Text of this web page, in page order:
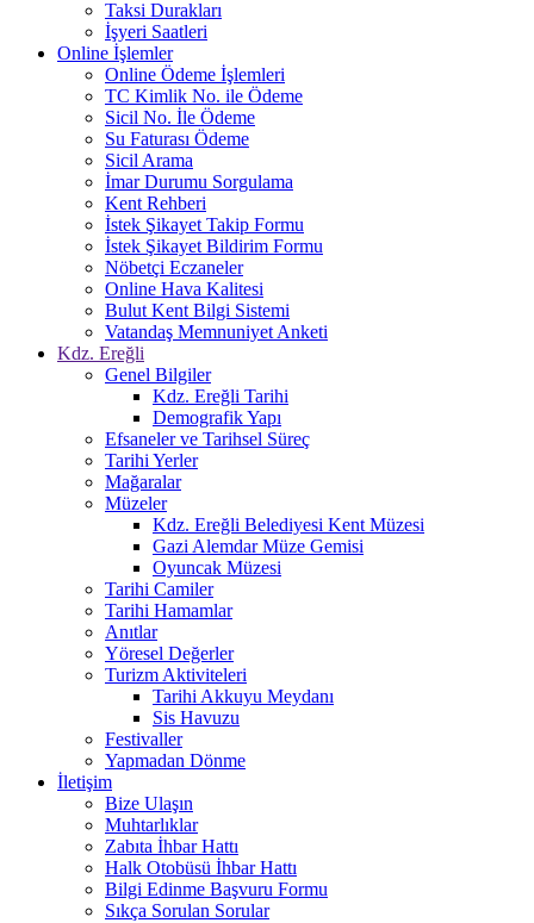
Taksi Durakları
İşyeri Saatleri
Online İşlemler
Online Ödeme İşlemleri
TC Kimlik No. ile Ödeme
Sicil No. İle Ödeme
Su Faturası Ödeme
Sicil Arama
İmar Durumu Sorgulama
Kent Rehberi
İstek Şikayet Takip Formu
İstek Şikayet Bildirim Formu
Nöbetçi Eczaneler
Online Hava Kalitesi
Bulut Kent Bilgi Sistemi
Vatandaş Memnuniyet Anketi
Kdz. Ereğli
Genel Bilgiler
Kdz. Ereğli Tarihi
Demografik Yapı
Efsaneler ve Tarihsel Süreç
Tarihi Yerler
Mağaralar
Müzeler
Kdz. Ereğli Belediyesi Kent Müzesi
Gazi Alemdar Müze Gemisi
Oyuncak Müzesi
Tarihi Camiler
Tarihi Hamamlar
Anıtlar
Yöresel Değerler
Turizm Aktiviteleri
Tarihi Akkuyu Meydanı
Sis Havuzu
Festivaller
Yapmadan Dönme
İletişim
Bize Ulaşın
Muhtarlıklar
Zabıta İhbar Hattı
Halk Otobüsü İhbar Hattı
Bilgi Edinme Başvuru Formu
Sıkça Sorulan Sorular